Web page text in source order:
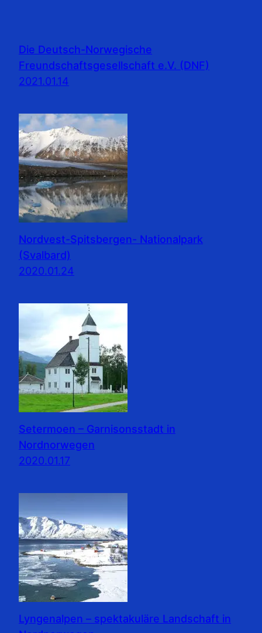
Die Deutsch-Norwegische
Freundschaftsgesellschaft e.V. (DNF)
2021.01.14
Nordvest-Spitsbergen- Nationalpark
(Svalbard)
2020.01.24
Setermoen – Garnisonsstadt in
Nordnorwegen
2020.01.17
Lyngenalpen – spektakuläre Landschaft in